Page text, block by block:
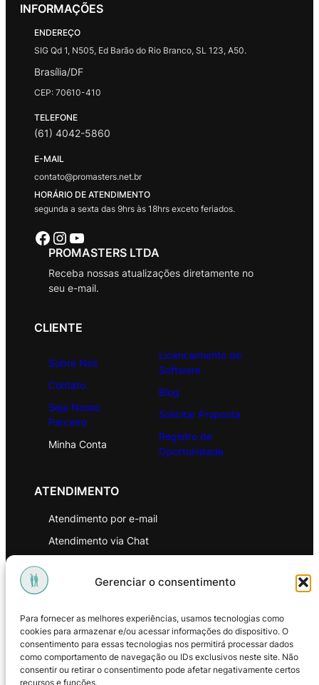
Gerenciar o consentimento
Para fornecer as melhores experiências, usamos tecnologias como
cookies para armazenar e/ou acessar informações do dispositivo. O
consentimento para essas tecnologias nos permitirá processar dados
como comportamento de navegação ou IDs exclusivos neste site. Não
consentir ou retirar o consentimento pode afetar negativamente certos
recursos e funções.
INFORMAÇÕES
ENDEREÇO
SIG Qd 1, N505, Ed Barão do Rio Branco, SL 123, A50.
Brasília/DF
CEP: 70610-410
TELEFONE
(61) 4042-5860
E-MAIL
contato@promasters.net.br
HORÁRIO DE ATENDIMENTO
segunda a sexta das 9hrs às 18hrs exceto feriados.
Facebook Instagram Youtube
PROMASTERS LTDA
Receba nossas atualizações diretamente no
seu e-mail.
CLIENTE
Sobre Nós
Contato
Seja Nosso
Parceiro
Minha Conta
Licenciamento de
Software
Blog
Solicitar Proposta
Registro de
Oportunidade
ATENDIMENTO
Atendimento por e-mail
Atendimento via Chat
Política de Privacidade
Política de Troca e Devoluções
Política de Reembolso